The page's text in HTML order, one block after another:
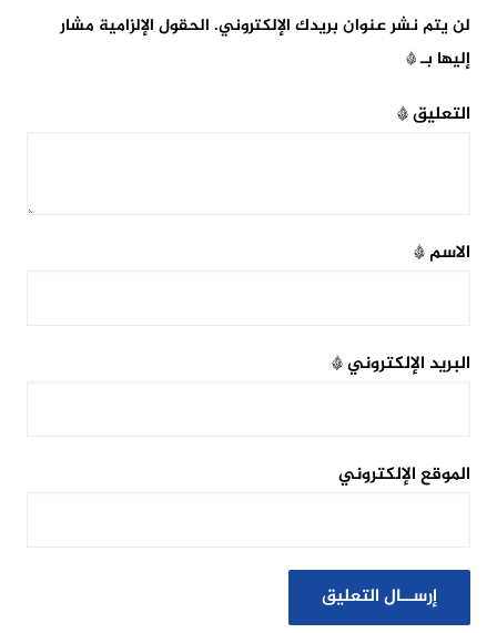
لن يتم نشر عنوان بريدك الإلكتروني. الحقول الإلزامية مشار
إليها بـ*
التعليق*
الاسم*
البريد الإلكتروني*
الموقع الإلكتروني